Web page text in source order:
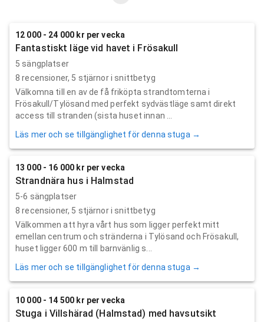
12 000 - 24 000 kr per vecka
Fantastiskt läge vid havet i Frösakull
5 sängplatser
8 recensioner, 5 stjärnor i snittbetyg
Välkomna till en av de få friköpta strandtomterna i
Frösakull/Tylösand med perfekt sydvästläge samt direkt
access till stranden (sista huset innan ...
Läs mer och se tillgänglighet för denna stuga →
13 000 - 16 000 kr per vecka
Strandnära hus i Halmstad
5-6 sängplatser
8 recensioner, 5 stjärnor i snittbetyg
Välkommen att hyra vårt hus som ligger perfekt mitt
emellan centrum och stränderna i Tylösand och Frösakull,
huset ligger 600 m till barnvänlig s...
Läs mer och se tillgänglighet för denna stuga →
10 000 - 14 500 kr per vecka
Stuga i Villshärad (Halmstad) med havsutsikt